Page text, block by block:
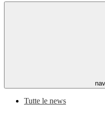
Tutte le news